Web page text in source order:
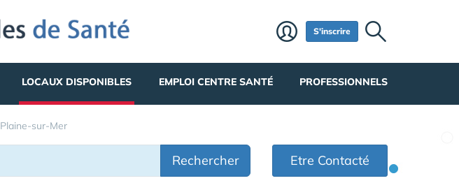
S'inscrire
LOCAUX DISPONIBLES EMPLOI CENTRE SANTÉ PROFESSIONNELS
Plaine-sur-Mer
Rechercher Etre Contacté